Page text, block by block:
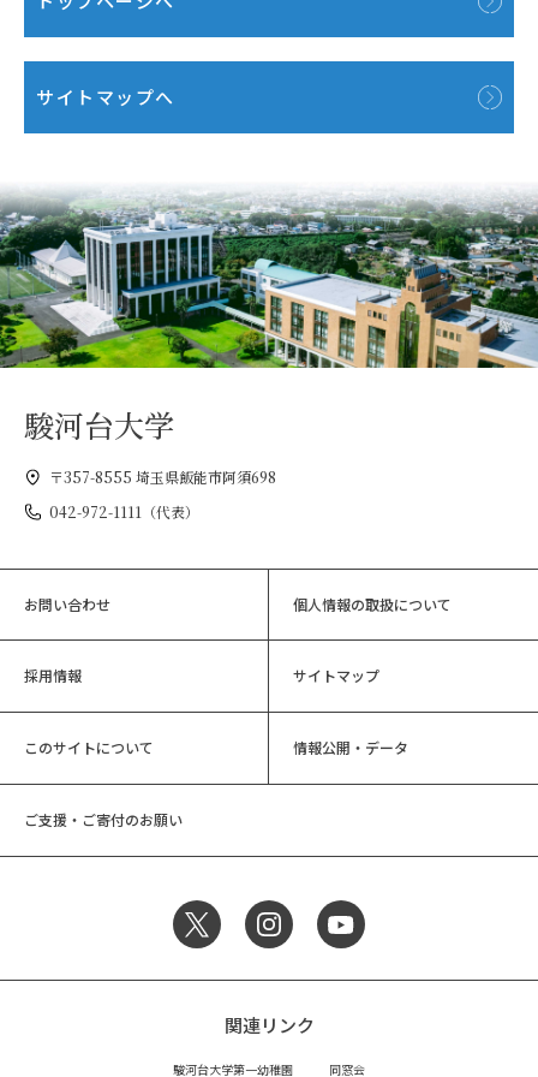
サイトマップへ
駿河台大学
〒357-8555 埼玉県飯能市阿須698
042-972-1111（代表）
お問い合わせ 個人情報の取扱について
採用情報 サイトマップ
このサイトについて 情報公開・データ
ご支援・ご寄付のお願い
関連リンク
駿河台大学第一幼稚園 同窓会